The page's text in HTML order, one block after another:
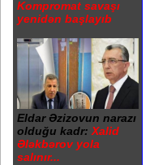
Kompromat savaşı
yenidən başlayıb
Eldar Əzizovun narazı
olduğu kadr: Xalid
Ələkbərov yola
salınır...